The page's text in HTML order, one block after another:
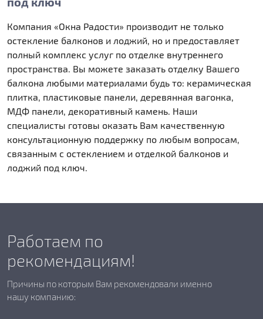
Компания «Окна Радости» производит не только
остекление балконов и лоджий, но и предоставляет
полный комплекс услуг по отделке внутреннего
пространства. Вы можете заказать отделку Вашего
балкона любыми материалами будь то: керамическая
плитка, пластиковые панели, деревянная вагонка,
МДФ панели, декоративный камень. Наши
специалисты готовы оказать Вам качественную
консультационную поддержку по любым вопросам,
связанным с остеклением и отделкой балконов и
лоджий под ключ.
Работаем по
рекомендациям!
Причины по которым Вам рекомендовали именно
нашу компанию: